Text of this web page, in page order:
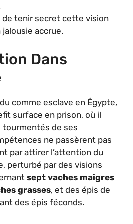
de tenir secret cette vision
accrue.
Dans
comme esclave en Égypte,
surface en prison, où il
de ses
ne passèrent pas
par attirer l’attention du
perturbé par des visions
sept vaches maigres
grasses, et des épis de
des épis féconds.